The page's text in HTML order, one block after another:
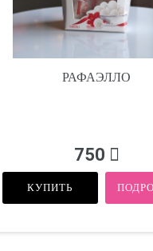
РАФАЭЛЛО
750
КУПИТЬ